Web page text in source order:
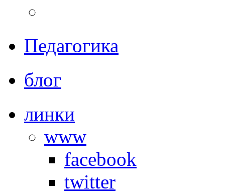
.
Педагогика
.
блог
линки
www
facebook
twitter